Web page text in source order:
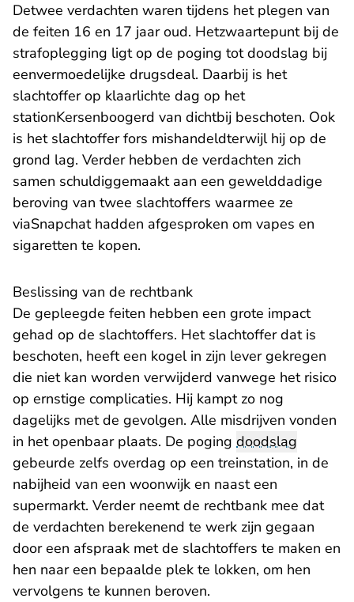
Detwee verdachten waren tijdens het plegen van
de feiten 16 en 17 jaar oud. Hetzwaartepunt bij de
strafoplegging ligt op de poging tot doodslag bij
eenvermoedelijke drugsdeal. Daarbij is het
slachtoffer op klaarlichte dag op het
stationKersenboogerd van dichtbij beschoten. Ook
is het slachtoffer fors mishandeldterwijl hij op de
grond lag. Verder hebben de verdachten zich
samen schuldiggemaakt aan een gewelddadige
beroving van twee slachtoffers waarmee ze
viaSnapchat hadden afgesproken om vapes en
sigaretten te kopen.
Beslissing van de rechtbank
De gepleegde feiten hebben een grote impact
gehad op de slachtoffers. Het slachtoffer dat is
beschoten, heeft een kogel in zijn lever gekregen
die niet kan worden verwijderd vanwege het risico
op ernstige complicaties. Hij kampt zo nog
dagelijks met de gevolgen. Alle misdrijven vonden
in het openbaar plaats. De poging doodslag
gebeurde zelfs overdag op een treinstation, in de
nabijheid van een woonwijk en naast een
supermarkt. Verder neemt de rechtbank mee dat
de verdachten berekenend te werk zijn gegaan
door een afspraak met de slachtoffers te maken en
hen naar een bepaalde plek te lokken, om hen
vervolgens te kunnen beroven.